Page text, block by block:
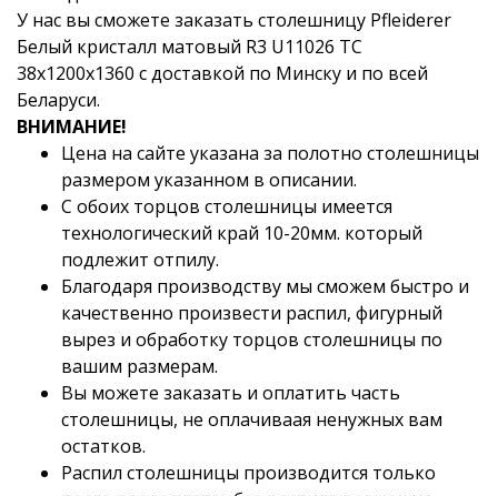
У нас вы сможете заказать столешницу Pfleiderer
Белый кристалл матовый R3 U11026 TC
38x1200x1360 с доставкой по Минску и по всей
Беларуси.
ВНИМАНИЕ!
Цена на сайте указана за полотно столешницы
размером указанном в описании.
С обоих торцов столешницы имеется
технологический край 10-20мм. который
подлежит отпилу.
Благодаря производству мы сможем быстро и
качественно произвести распил, фигурный
вырез и обработку торцов столешницы по
вашим размерам.
Вы можете заказать и оплатить часть
столешницы, не оплачиваая ненужных вам
остатков.
Распил столешницы производится только